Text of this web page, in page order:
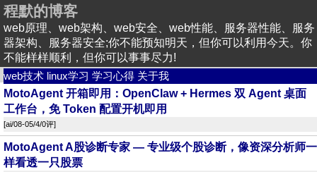
程默的博客
web原理、web架构、web安全、web性能、服务器性能、服务
器架构、服务器安全;你不能预知明天，但你可以利用今天。你
不能样样顺利，但你可以事事尽力!
web技术 linux学习 学习心得 关于我
MotoAgent 开箱即用：OpenClaw + Hermes 双 Agent 桌面
工作台，免 Token 配置开机即用
[ai/08-05/4/0评]
MotoAgent A股诊断专家 — 专业级个股诊断，像资深分析师一
样看透一只股票